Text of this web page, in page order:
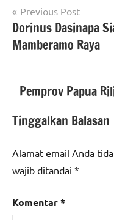
Navigasi
pos
Previous Post
Dorinus Dasinapa
Mamberamo Raya
Pemprov Papua
Tinggalkan Balasan
Alamat email Anda
wajib ditandai *
Komentar*